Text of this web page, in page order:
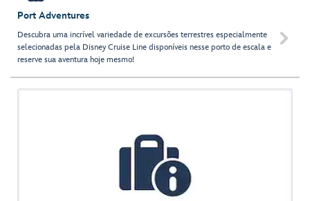
Port Adventures
Descubra uma incrível variedade de excursões terrestres especialmente
selecionadas pela Disney Cruise Line disponíveis nesse porto de escala e
reserve sua aventura hoje mesmo!
